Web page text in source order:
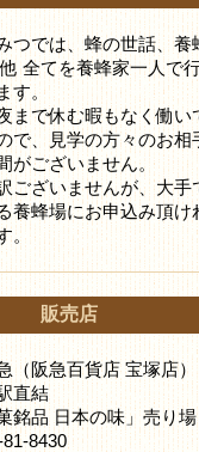
つでは、蜂の世話、養
全てを養蜂家一人で
す。
まで休む暇もなく働い
で、見学の方々のお相
がございません。
ございませんが、大手
養蜂場にお申込み頂け
。
販売店
（阪急百貨店 宝塚店）
直結
銘品 日本の味」売り場
8430